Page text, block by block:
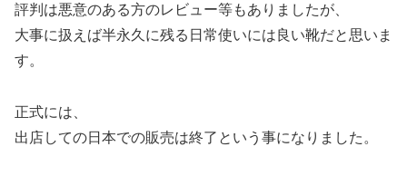
評判は悪意のある方のレビュー等もありましたが、
大事に扱えば半永久に残る日常使いには良い靴だと思いま
す。
正式には、
出店しての日本での販売は終了という事になりました。